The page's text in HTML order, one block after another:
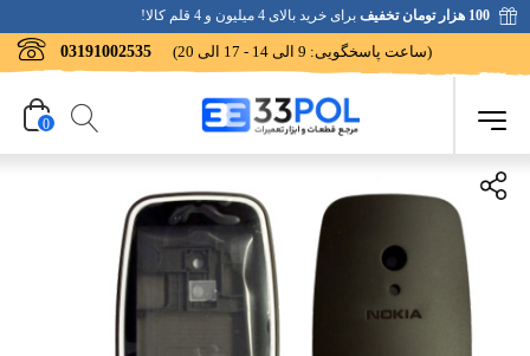
100 هزار تومان تخفیف برای خرید بالای 4 میلیون و 4 قلم کالا!
03191002535 (ساعت پاسخگویی: 9 الی 14 - 17 الی 20)
0